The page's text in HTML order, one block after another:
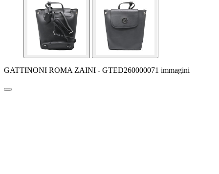
GATTINONI ROMA ZAINI - GTED260000071 immagini